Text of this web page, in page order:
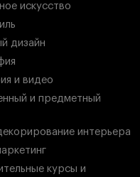
искусство
дизайн
и видео
и предметный
интерьера
курсы и